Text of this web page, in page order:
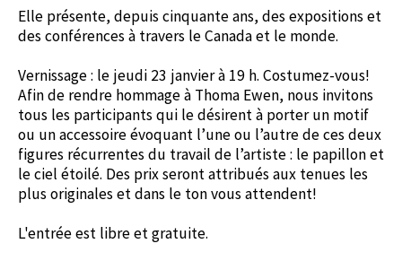
Elle présente, depuis cinquante ans, des expositions et
des conférences à travers le Canada et le monde.
Vernissage : le jeudi 23 janvier à 19 h. Costumez-vous!
Afin de rendre hommage à Thoma Ewen, nous invitons
tous les participants qui le désirent à porter un motif
ou un accessoire évoquant l’une ou l’autre de ces deux
figures récurrentes du travail de l’artiste : le papillon et
le ciel étoilé. Des prix seront attribués aux tenues les
plus originales et dans le ton vous attendent!
L'entrée est libre et gratuite.